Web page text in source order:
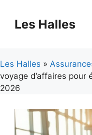
contenuLes Halles
Les Halles »
voyage d’affaires pour
2026